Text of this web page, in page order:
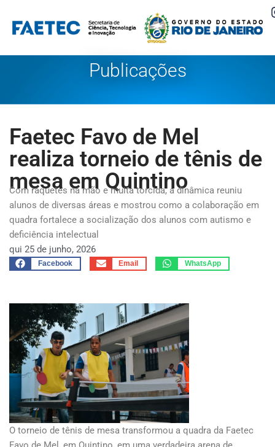
Pular
Publicações
Faetec Favo de Mel
realiza torneio de tênis de
mesa em Quintino
Com raquetes na mão e muita torcida, a dinâmica reuniu
alunos de diversas áreas e mostrou como a colaboração em
quadra fortalece a socialização dos alunos com autismo e
deficiência intelectual
qui 25 de junho, 2026
Facebook Email WhatsApp
O torneio de tênis de mesa transformou a quadra da Faetec